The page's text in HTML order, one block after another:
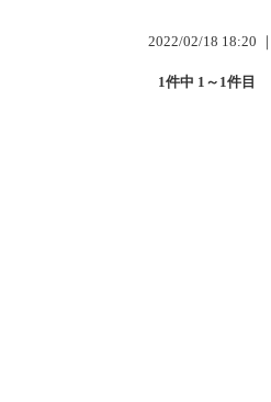
2022/02/18 18:20 ｜
1件中 1～1件目